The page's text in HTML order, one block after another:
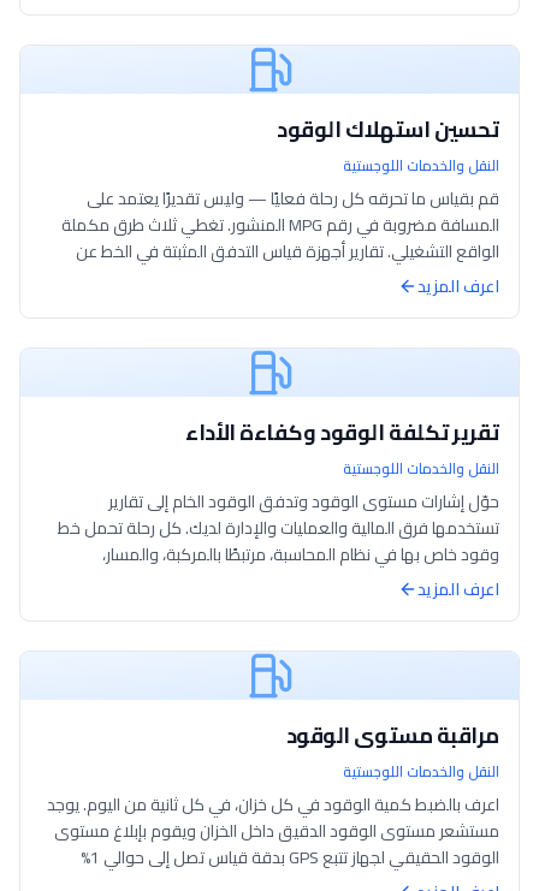
تحسين استهلاك الوقود
النقل والخدمات اللوجستية
قم بقياس ما تحرقه كل رحلة فعليًا — وليس تقديرًا يعتمد على
المسافة مضروبة في رقم MPG المنشور. تغطي ثلاث طرق مكملة
الواقع التشغيلي. تقارير أجهزة قياس التدفق المثبتة في الخط عن
اللترات التي تمر عبر خط ال...
اعرف المزيد
تقرير تكلفة الوقود وكفاءة الأداء
النقل والخدمات اللوجستية
حوّل إشارات مستوى الوقود وتدفق الوقود الخام إلى تقارير
تستخدمها فرق المالية والعمليات والإدارة لديك. كل رحلة تحمل خط
وقود خاص بها في نظام المحاسبة، مرتبطًا بالمركبة، والمسار،
والسائق، وطلب العميل، وسج...
اعرف المزيد
مراقبة مستوى الوقود
النقل والخدمات اللوجستية
اعرف بالضبط كمية الوقود في كل خزان، في كل ثانية من اليوم. يوجد
مستشعر مستوى الوقود الدقيق داخل الخزان ويقوم بإبلاغ مستوى
الوقود الحقيقي لجهاز تتبع GPS بدقة قياس تصل إلى حوالي 1%
وحساسية بمستوى المليمت...